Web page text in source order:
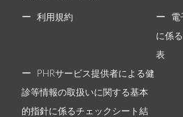
利用規約 電
に係
表
PHRサービス提供者による健
診等情報の取扱いに関する基本
的指針に係るチェックシート結